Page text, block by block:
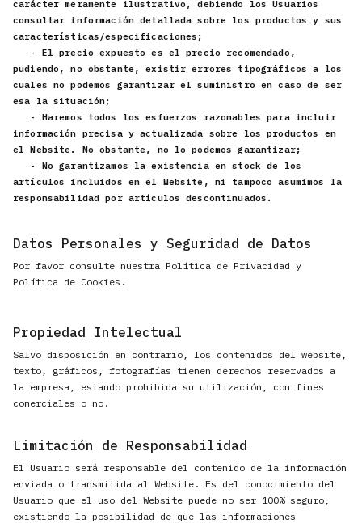
carácter meramente ilustrativo, debiendo los Usuarios
consultar información detallada sobre los productos y sus
características/especificaciones;
- El precio expuesto es el precio recomendado,
pudiendo, no obstante, existir errores tipográficos a los
cuales no podemos garantizar el suministro en caso de ser
esa la situación;
- Haremos todos los esfuerzos razonables para incluir
información precisa y actualizada sobre los productos en
el Website. No obstante, no lo podemos garantizar;
- No garantizamos la existencia en stock de los
artículos incluidos en el Website, ni tampoco asumimos la
responsabilidad por artículos descontinuados.
Datos Personales y Seguridad de Datos
Por favor consulte nuestra Política de Privacidad y
Política de Cookies.
Propiedad Intelectual
Salvo disposición en contrario, los contenidos del website,
texto, gráficos, fotografías tienen derechos reservados a
la empresa, estando prohibida su utilización, con fines
comerciales o no.
Limitación de Responsabilidad
El Usuario será responsable del contenido de la información
enviada o transmitida al Website. Es del conocimiento del
Usuario que el uso del Website puede no ser 100% seguro,
existiendo la posibilidad de que las informaciones